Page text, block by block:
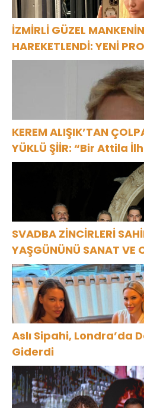
İZMİRLİ GÜZEL
HAREKETLENDİ: YENİ
KEREM ALIŞIK’TAN
YÜKLÜ ŞİİR: “Bir Attila
çıkmıştı sanki”
SVADBA ZİNCİRLERİ
YAŞGÜNÜNÜ SANAT VE
ÜNLÜ İSİMLERİYLE
Aslı Sipahi, Londra’da
Giderdi